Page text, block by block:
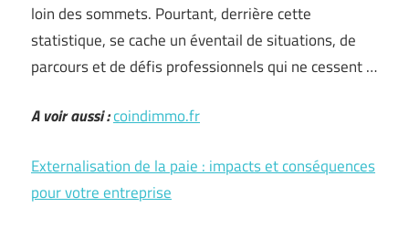
loin des sommets. Pourtant, derrière cette
statistique, se cache un éventail de situations, de
parcours et de défis professionnels qui ne cessent …
A voir aussi :coindimmo.fr
Externalisation de la paie : impacts et conséquences
pour votre entreprise